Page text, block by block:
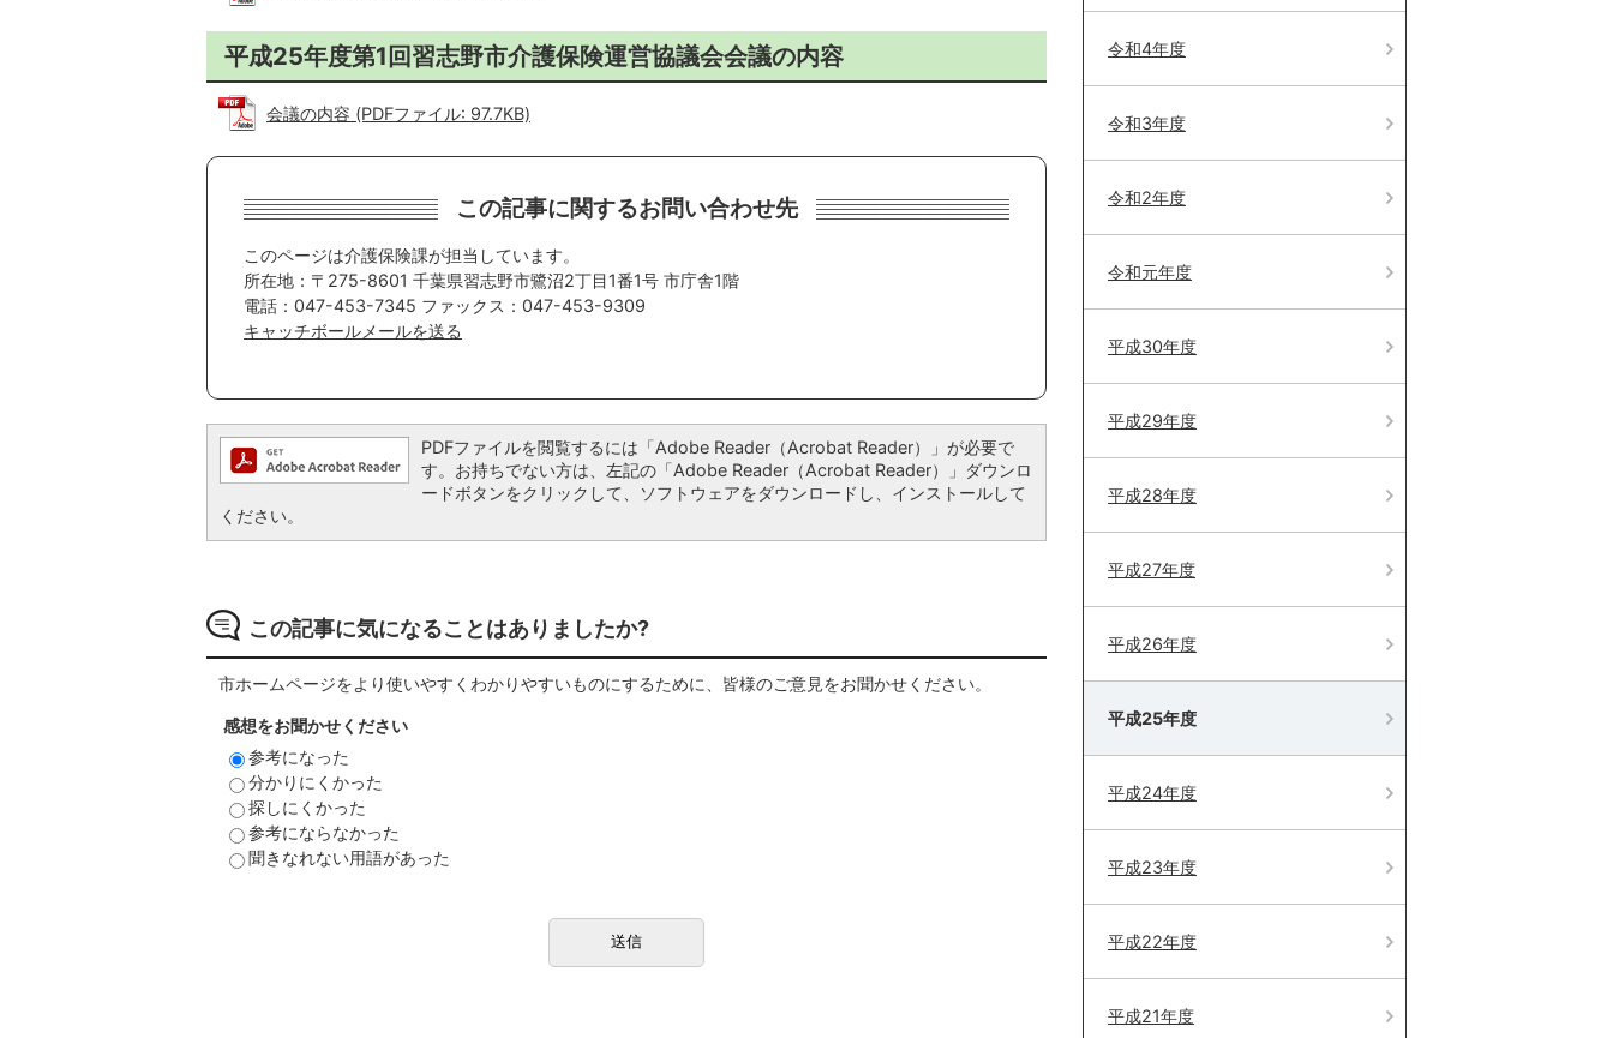
平成25年度第1回習志野市介護保険運営協議会会議の内容
会議の内容 (PDFファイル: 97.7KB)
この記事に関するお問い合わせ先
このページは介護保険課が担当しています。
所在地：〒275-8601 千葉県習志野市鷺沼2丁目1番1号 市庁舎1階
電話：047-453-7345 ファックス：047-453-9309
キャッチボールメールを送る
PDFファイルを閲覧するには「Adobe Reader（Acrobat Reader）」が必要で
す。お持ちでない方は、左記の「Adobe Reader（Acrobat Reader）」ダウンロ
ードボタンをクリックして、ソフトウェアをダウンロードし、インストールして
ください。
この記事に気になることはありましたか?
市ホームページをより使いやすくわかりやすいものにするために、皆様のご意見をお聞かせください。
感想をお聞かせください
参考になった
分かりにくかった
探しにくかった
参考にならなかった
聞きなれない用語があった
令和4年度
令和3年度
令和2年度
令和元年度
平成30年度
平成29年度
平成28年度
平成27年度
平成26年度
平成25年度
平成24年度
平成23年度
平成22年度
平成21年度